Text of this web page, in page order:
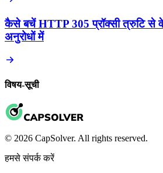
कैसे बचें HTTP 305 प्रॉक्सी त्रुटि से
अनुरोधों में
विषय-सूची
© 2026 CapSolver. All rights reserved.
हमसे संपर्क करें